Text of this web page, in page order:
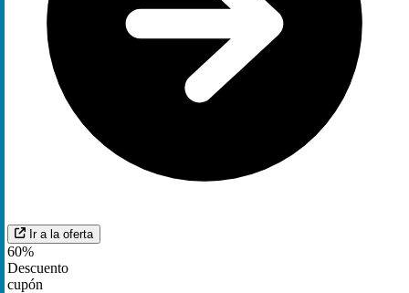
Ir a la oferta
60%
Descuento
cupón